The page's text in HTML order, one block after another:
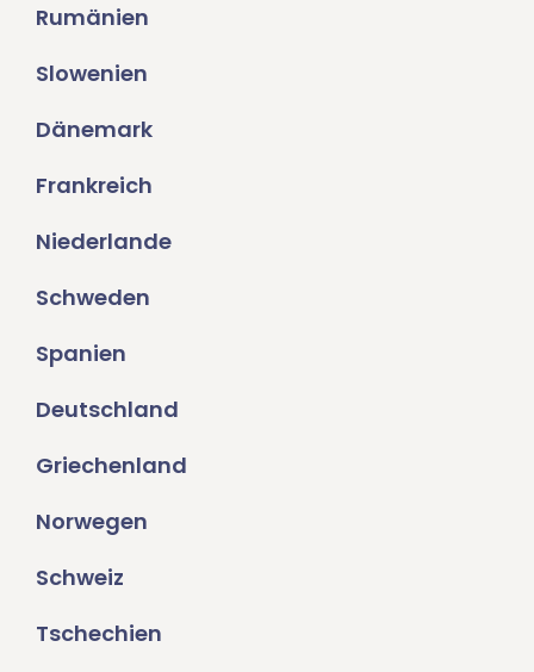
Rumänien
Slowenien
Dänemark
Frankreich
Niederlande
Schweden
Spanien
Deutschland
Griechenland
Norwegen
Schweiz
Tschechien